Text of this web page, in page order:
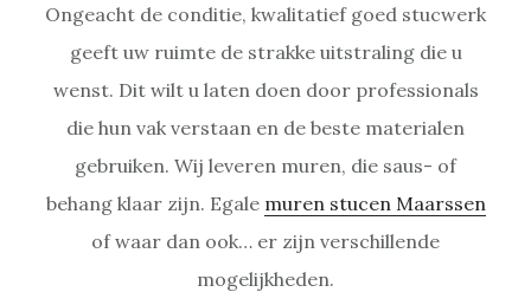
Ongeacht de conditie, kwalitatief goed stucwerk
geeft uw ruimte de strakke uitstraling die u
wenst. Dit wilt u laten doen door professionals
die hun vak verstaan en de beste materialen
gebruiken. Wij leveren muren, die saus- of
behang klaar zijn. Egale muren stucen Maarssen
of waar dan ook… er zijn verschillende
mogelijkheden.